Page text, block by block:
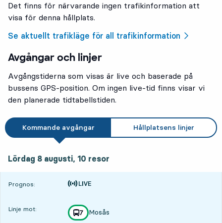
Det finns för närvarande ingen trafikinformation att
visa för denna hållplats.
Se aktuellt trafikläge för all trafikinformation
Avgångar och linjer
Avgångstiderna som visas är live och baserade på
bussens GPS-position. Om ingen live-tid finns visar vi
den planerade tidtabellstiden.
Kommande avgångar Hållplatsens linjer
Lördag 8 augusti, 10 resor
Prognos:
Tiden är prognos
Linje mot: linje
7
mot
Mosås
,